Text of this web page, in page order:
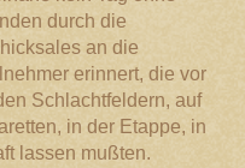
durch die
an die
erinnert, die vor
Schlachtfeldern, auf
in der Etappe, in
lassen mußten.